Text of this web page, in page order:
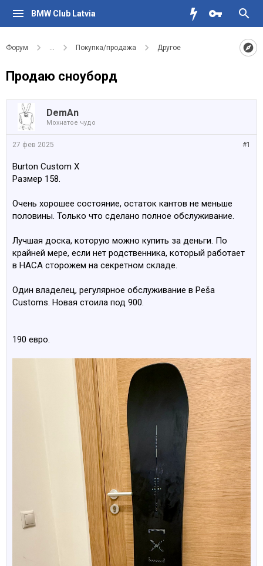
BMW Club Latvia
Форум ... Покупка/продажа Другое
Продаю сноуборд
DemAn
Мохнатое чудо
#1
27 фев 2025
Burton Custom X
Размер 158.
Очень хорошее состояние, остаток кантов не меньше
половины. Только что сделано полное обслуживание.
Лучшая доска, которую можно купить за деньги. По
крайней мере, если нет родственника, который работает
в НАСА сторожем на секретном складе.
Один владелец, регулярное обслуживание в Peša
Customs. Новая стоила под 900.
190 евро.